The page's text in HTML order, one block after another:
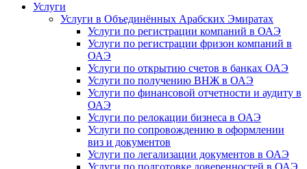
Услуги
Услуги в Объединённых Арабских Эмиратах
Услуги по регистрации компаний в ОАЭ
Услуги по регистрации фризон компаний в
ОАЭ
Услуги по открытию счетов в банках ОАЭ
Услуги по получению ВНЖ в ОАЭ
Услуги по финансовой отчетности и аудиту в
ОАЭ
Услуги по релокации бизнеса в ОАЭ
Услуги по сопровождению в оформлении
виз и документов
Услуги по легализации документов в ОАЭ
Услуги по подготовке доверенностей в ОАЭ